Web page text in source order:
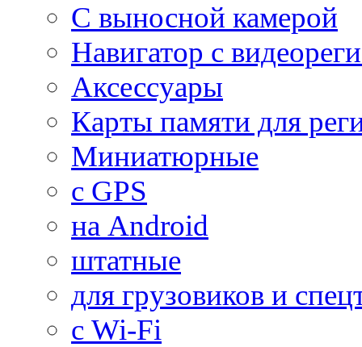
С выносной камерой
Навигатор с
Аксессуары
Карты памяти для
Миниатюрные
с GPS
на Android
штатные
для грузовиков и
с Wi-Fi